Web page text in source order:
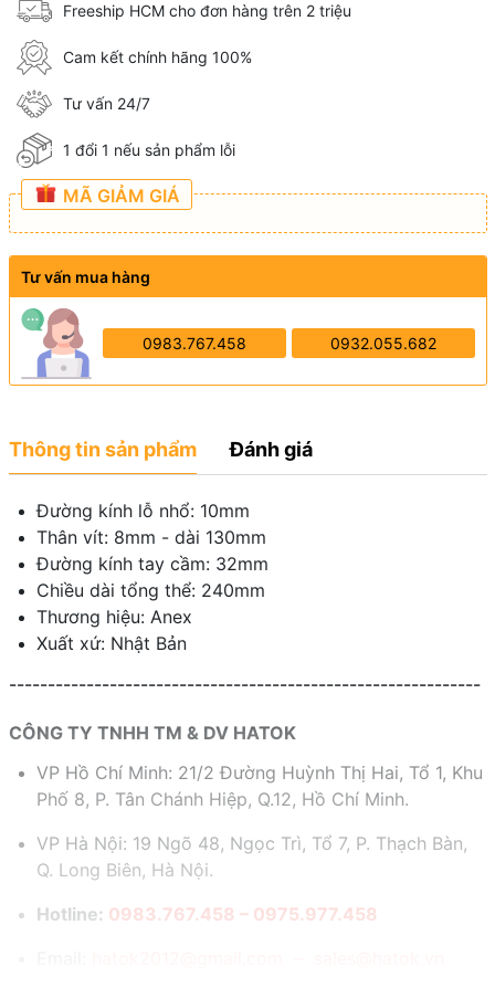
Freeship HCM cho đơn hàng trên 2 triệu
Cam kết chính hãng 100%
Tư vấn 24/7
1 đổi 1 nếu sản phẩm lỗi
MÃ GIẢM GIÁ
Tư vấn mua hàng
0983.767.458 0932.055.682
Thông tin sản phẩm Đánh giá
Đường kính lỗ nhổ: 10mm
Thân vít: 8mm - dài 130mm
Đường kính tay cầm: 32mm
Chiều dài tổng thể: 240mm
Thương hiệu: Anex
Xuất xứ: Nhật Bản
-------------------------------------------------------------
CÔNG TY TNHH TM & DV HATOK
VP Hồ Chí Minh: 21/2 Đường Huỳnh Thị Hai, Tổ 1, Khu
Phố 8, P. Tân Chánh Hiệp, Q.12, Hồ Chí Minh.
VP Hà Nội: 19 Ngõ 48, Ngọc Trì, Tổ 7, P. Thạch Bàn,
Q. Long Biên, Hà Nội.
Hotline: 0983.767.458 – 0975.977.458